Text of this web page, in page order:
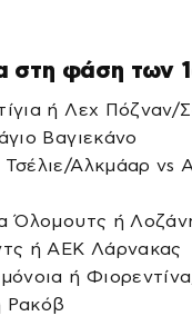
στη φάση των
ή Λεχ Πόζναν/
Βαγιεκάνο
Αλκμάαρ vs
Όλομουτς ή
ή ΑΕΚ Λάρνακας
ή
Ρακόβ